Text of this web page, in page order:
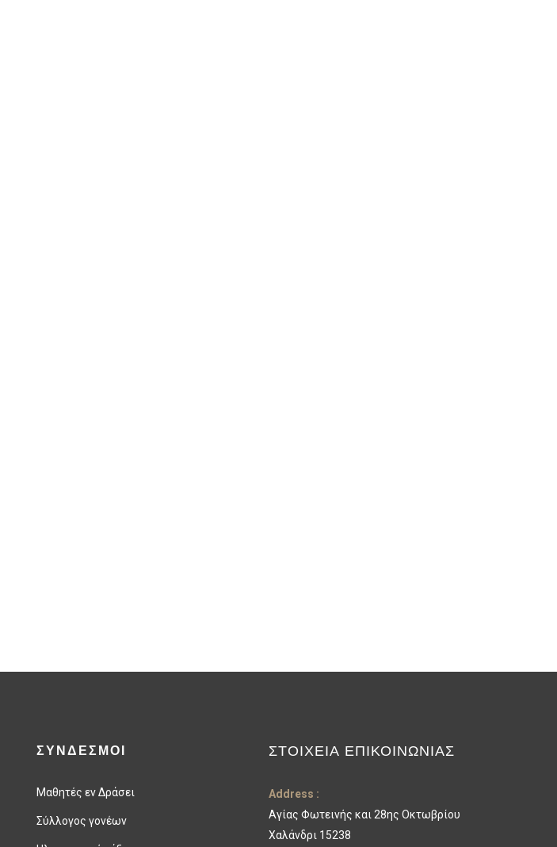
ΣΥΝΔΕΣΜΟΙ
Μαθητές εν Δράσει
Σύλλογος γονέων
ΣΤΟΙΧΕΊΑ ΕΠΙΚΟΙΝΩΝΊΑΣ
Address :
Αγίας Φωτεινής και 28ης Οκτωβρίου
Χαλάνδρι 15238